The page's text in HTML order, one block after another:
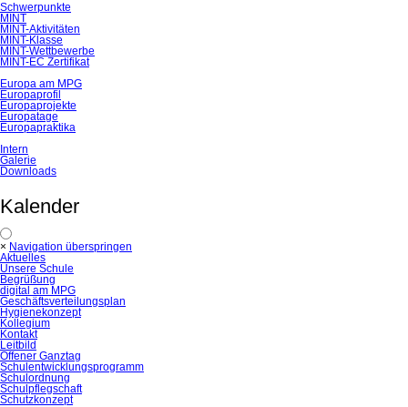
Schwerpunkte
MINT
MINT-Aktivitäten
MINT-Klasse
MINT-Wettbewerbe
MINT-EC Zertifikat
Europa am MPG
Europaprofil
Europaprojekte
Europatage
Europapraktika
Intern
Galerie
Downloads
Kalender
× Navigation überspringen
Aktuelles
Unsere Schule
Begrüßung
digital am MPG
Geschäftsverteilungsplan
Hygienekonzept
Kollegium
Kontakt
Leitbild
Offener Ganztag
Schulentwicklungsprogramm
Schulordnung
Schulpflegschaft
Schutzkonzept